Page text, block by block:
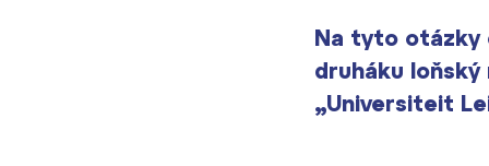
Na tyto otázky
druháku
„Universiteit